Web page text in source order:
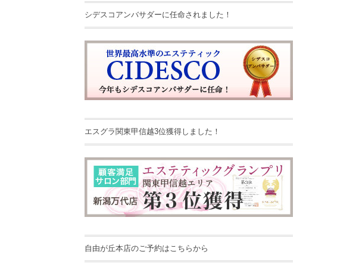
シデスコアンバサダーに任命されました！
エスグラ関東甲信越3位獲得しました！
自由が丘本店のご予約はこちらから